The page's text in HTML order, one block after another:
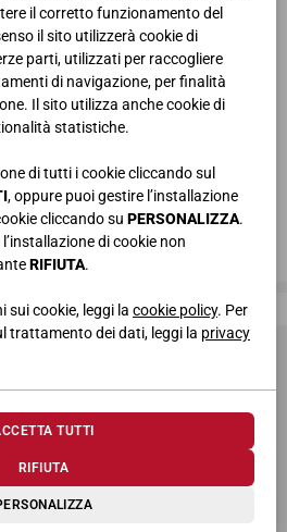
il corretto funzionamento del
il sito utilizzerà cookie di
parti, utilizzati per raccogliere
di navigazione, per finalità
Il sito utilizza anche cookie di
statistiche.
di tutti i cookie cliccando sul
, oppure puoi gestire l’installazione
cliccando su PERSONALIZZA.
di cookie non
RIFIUTA.
sui cookie, leggi la cookie policy. Per
trattamento dei dati, leggi la privacy
RIFIUTA
TUTTI
Giessegi ne Il Messaggero per il
la qualità è di casa
S.p.a. P.I. 00642760433
MC (Italia)